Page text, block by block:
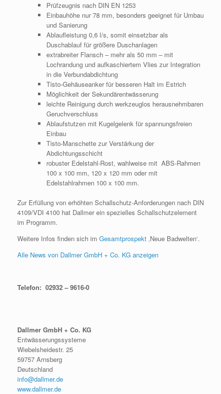
Prüfzeugnis nach DIN EN 1253
Einbauhöhe nur 78 mm, besonders geeignet für Umbau
und Sanierung
Ablaufleistung 0,6 l/s, somit einsetzbar als
Duschablauf für größere Duschanlagen
extrabreiter Flansch – mehr als 50 mm – mit
Lochrandung und aufkaschiertem Vlies zur Integration
in die Verbundabdichtung
Tisto-Gehäuseanker für besseren Halt im Estrich
Möglichkeit der Sekundärentwässerung
leichte Reinigung durch werkzeuglos herausnehmbaren
Geruchverschluss
Ablaufstutzen mit Kugelgelenk für spannungsfreien
Einbau
Tisto-Manschette zur Verstärkung der
Abdichtungsschicht
robuster Edelstahl-Rost, wahlweise mit ABS-Rahmen
100 x 100 mm, 120 x 120 mm oder mit
Edelstahlrahmen 100 x 100 mm.
Zur Erfüllung von erhöhten Schallschutz-Anforderungen nach DIN
4109/VDI 4100 hat Dallmer ein spezielles Schallschutzelement
im Programm.
Weitere Infos finden sich im Gesamtprospekt ‚Neue Badwelten‘.
Alle News von Dallmer GmbH + Co. KG anzeigen
Telefon: 02932 – 9616-0
Dallmer GmbH + Co. KG
Entwässerungssysteme
Wiebelsheidestr. 25
59757 Arnsberg
Deutschland
info@dallmer.de
www.dallmer.de